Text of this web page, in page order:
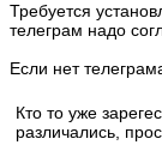
Требуется
телеграм надо
Если нет
Кто то уже
различались,